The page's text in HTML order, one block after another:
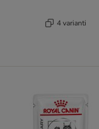
4 varianti